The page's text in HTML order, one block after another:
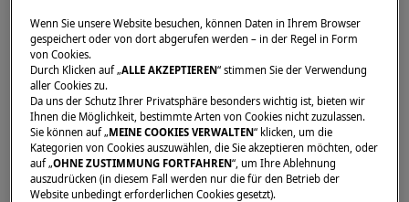
Unsere Händler sind für Sie da, um Ihre
Erwartungen und Bedürfnisse zu erfüllen. Sie
können Sie über den Lagoon-Katamaran Ihrer
Träume in allen Teilen der Welt informieren.
Wenn Sie unsere Website besuchen, können Daten in Ihrem Browser
gespeichert oder von dort abgerufen werden – in der Regel in Form
von Cookies.
Durch Klicken auf „ALLE AKZEPTIEREN“ stimmen Sie der Verwendung
aller Cookies zu.
Da uns der Schutz Ihrer Privatsphäre besonders wichtig ist, bieten wir
Ihnen die Möglichkeit, bestimmte Arten von Cookies nicht zuzulassen.
Sie können auf „MEINE COOKIES VERWALTEN“ klicken, um die
Kategorien von Cookies auszuwählen, die Sie akzeptieren möchten, oder
auf „OHNE ZUSTIMMUNG FORTFAHREN“, um Ihre Ablehnung
auszudrücken (in diesem Fall werden nur die für den Betrieb der
Website unbedingt erforderlichen Cookies gesetzt).